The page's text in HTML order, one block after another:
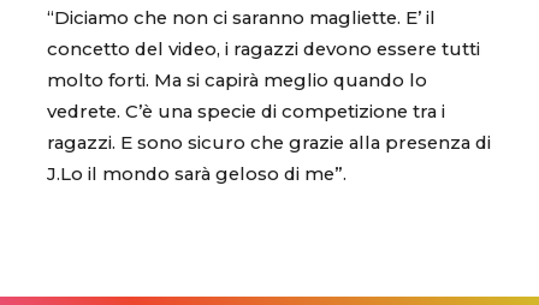
“Diciamo che non ci saranno magliette. E’ il
concetto del video, i ragazzi devono essere tutti
molto forti. Ma si capirà meglio quando lo
vedrete. C’è una specie di competizione tra i
ragazzi. E sono sicuro che grazie alla presenza di
J.Lo il mondo sarà geloso di me”.